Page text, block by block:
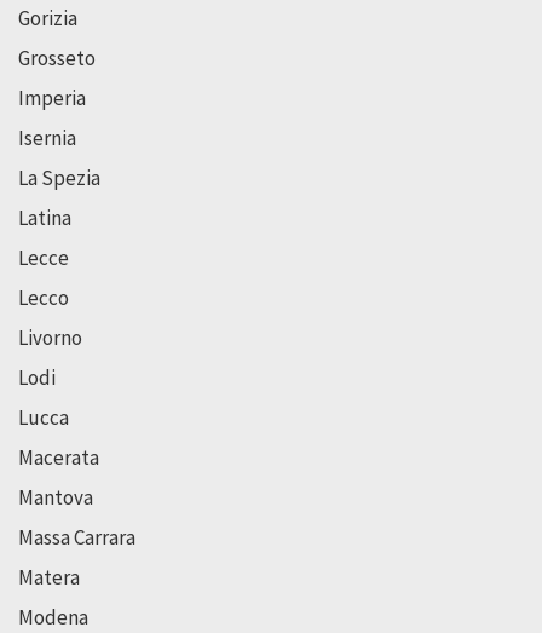
Gorizia
Grosseto
Imperia
Isernia
La Spezia
Latina
Lecce
Lecco
Livorno
Lodi
Lucca
Macerata
Mantova
Massa Carrara
Matera
Modena